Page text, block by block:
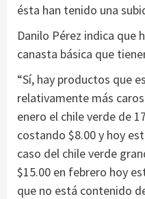
ésta han tenido una
Danilo Pérez indica que
canasta básica que
“Sí, hay productos que
relativamente más
enero el chile verde de
costando $8.00 y hoy
caso del chile verde
$15.00 en febrero hoy
que no está contenido